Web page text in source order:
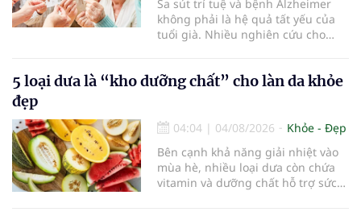
Sa sút trí tuệ và bệnh Alzheimer
không phải là hệ quả tất yếu của
tuổi già. Nhiều nghiên cứu cho
rèn luyện trí não mỗi ngày có thể
tuổi gìn giữ trí nhớ và sống độc lập
5 loại dưa là “kho dưỡng chất” cho làn da khỏe
đẹp
04:04 | 04/08/2026
Khỏe - Đẹp
Bên cạnh khả năng giải nhiệt vào
mùa hè, nhiều loại dưa còn chứa
vitamin và dưỡng chất hỗ trợ sức